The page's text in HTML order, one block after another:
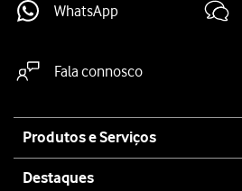
WhatsApp
Fala connosco
map
Produtos e Serviços
Destaques